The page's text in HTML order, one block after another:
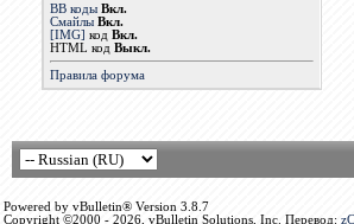
BB коды Вкл.
Смайлы Вкл.
[IMG] код Вкл.
HTML код Выкл.
Правила форума
Powered by vBulletin® Version 3.8.7
Copyright ©2000 - 2026, vBulletin Solutions, Inc. Перевод: